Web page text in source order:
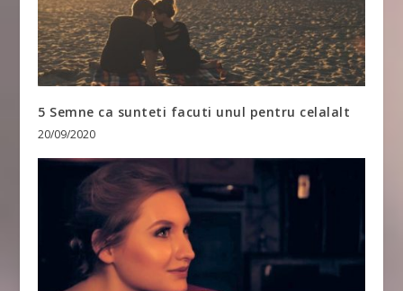
5 Semne ca sunteti facuti unul pentru celalalt
20/09/2020